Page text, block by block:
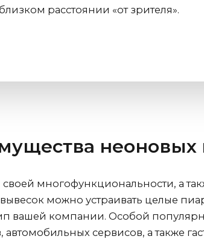
расстоянии «от зрителя».
неоновых
своей многофункциональности, а
можно устраивать целые
вашей компании. Особой
автомобильных сервисов, а также